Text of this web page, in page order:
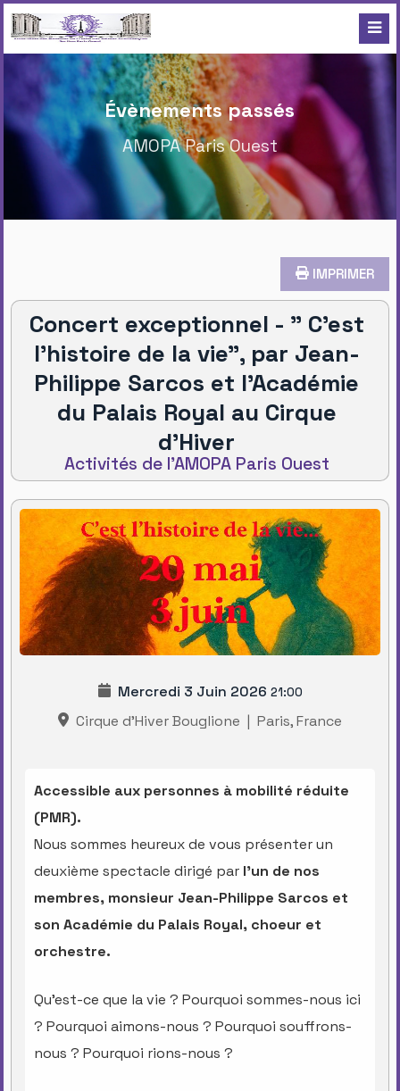
Évènements passés
AMOPA Paris Ouest
IMPRIMER
Concert exceptionnel - " C’est
l’histoire de la vie", par Jean-
Philippe Sarcos et l'Académie
du Palais Royal au Cirque
d'Hiver
Activités de l'AMOPA Paris Ouest
Mercredi 3 Juin 2026 21:00
Cirque d'Hiver Bouglione | Paris, France
Accessible aux personnes à mobilité réduite
(PMR).
Nous sommes heureux de vous présenter un
deuxième spectacle dirigé par l’un de nos
membres, monsieur Jean-Philippe Sarcos et
son Académie du Palais Royal, choeur et
orchestre.
Qu’est-ce que la vie ? Pourquoi sommes-nous ici
? Pourquoi aimons-nous ? Pourquoi souffrons-
nous ? Pourquoi rions-nous ?